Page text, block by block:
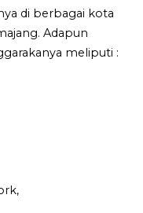
di berbagai kota
Adapun
meliputi :